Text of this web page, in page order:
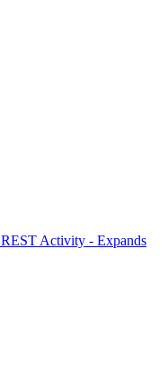
REST Activity - Expands